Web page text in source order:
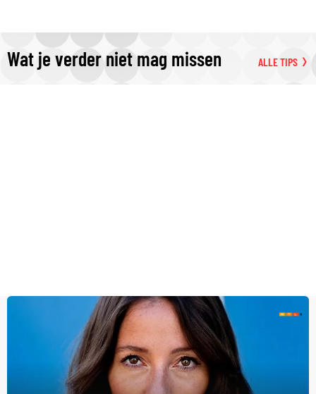
Wat je verder niet mag missen ALLE TIPS